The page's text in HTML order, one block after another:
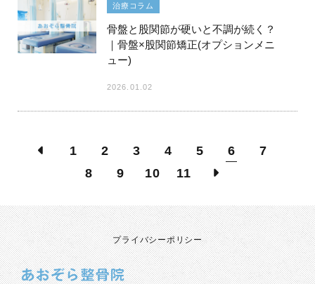
治療コラム
骨盤と股関節が硬いと不調が続く？
｜骨盤×股関節矯正(オプションメニ
ュー)
2026.01.02
1 2 3 4 5 6
7
8
9 10 11
プライバシーポリシー